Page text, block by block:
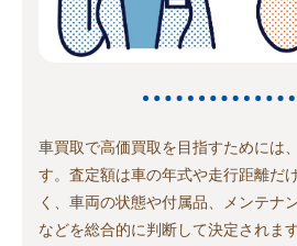
車買取で高価買取を目指すためには
す。査定額は車の年式や走行距離だ
く、車両の状態や付属品、メンテナ
などを総合的に判断して決定されま